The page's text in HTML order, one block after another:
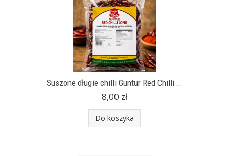
Suszone długie chilli Guntur Red Chilli ...
8,00 zł
Do koszyka